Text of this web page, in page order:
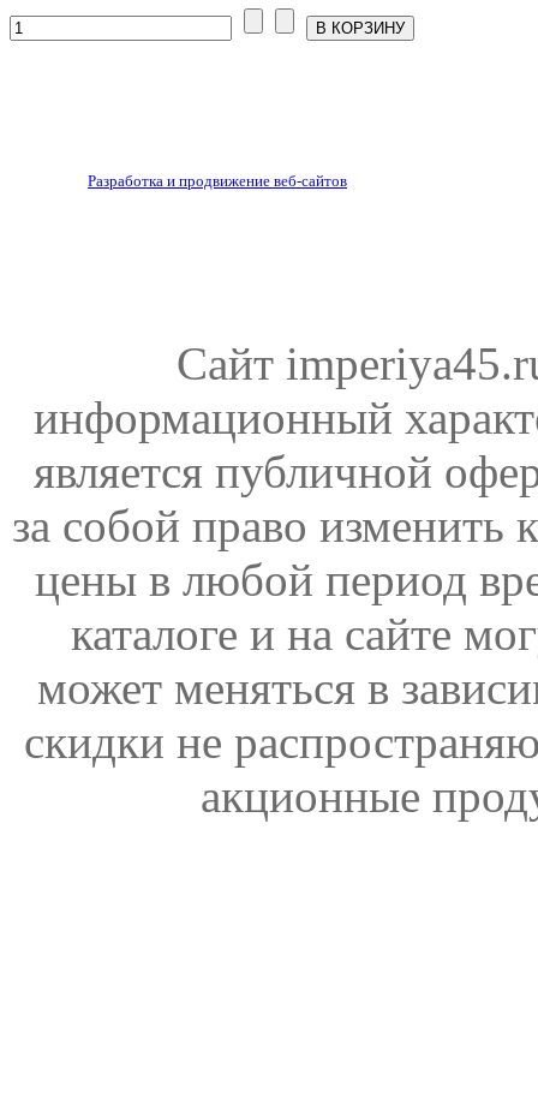
Разработка и продвижение веб-сайтов
Сайт
информационный
является публичной
за собой право изменить
цены в любой период
каталоге и на сайте
может меняться в
скидки не
акционные